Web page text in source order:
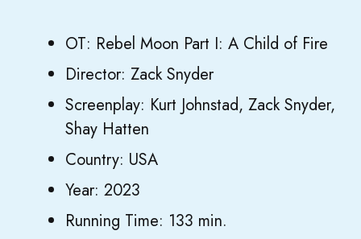
OT: Rebel Moon Part I: A Child of Fire
Director: Zack Snyder
Screenplay: Kurt Johnstad, Zack Snyder,
Shay Hatten
Country: USA
Year: 2023
Running Time: 133 min.